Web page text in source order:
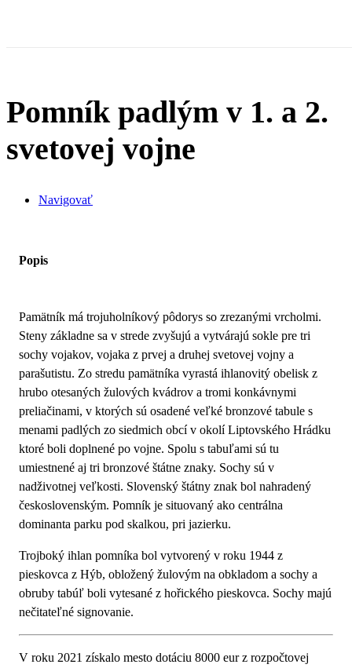
Pomník padlým v 1. a 2.
svetovej vojne
Navigovať
Popis
Pamätník má trojuholníkový pôdorys so zrezanými vrcholmi.
Steny základne sa v strede zvyšujú a vytvárajú sokle pre tri
sochy vojakov, vojaka z prvej a druhej svetovej vojny a
parašutistu. Zo stredu pamätníka vyrastá ihlanovitý obelisk z
hrubo otesaných žulových kvádrov a tromi konkávnymi
preliačinami, v ktorých sú osadené veľké bronzové tabule s
menami padlých zo siedmich obcí v okolí Liptovského Hrádku
ktoré boli doplnené po vojne. Spolu s tabuľami sú tu
umiestnené aj tri bronzové štátne znaky. Sochy sú v
nadživotnej veľkosti. Slovenský štátny znak bol nahradený
československým. Pomník je situovaný ako centrálna
dominanta parku pod skalkou, pri jazierku.
Trojboký ihlan pomníka bol vytvorený v roku 1944 z
pieskovca z Hýb, obložený žulovým na obkladom a sochy a
obruby tabúľ boli vytesané z hořického pieskovca. Sochy majú
nečitateľné signovanie.
V roku 2021 získalo mesto dotáciu 8000 eur z rozpočtovej